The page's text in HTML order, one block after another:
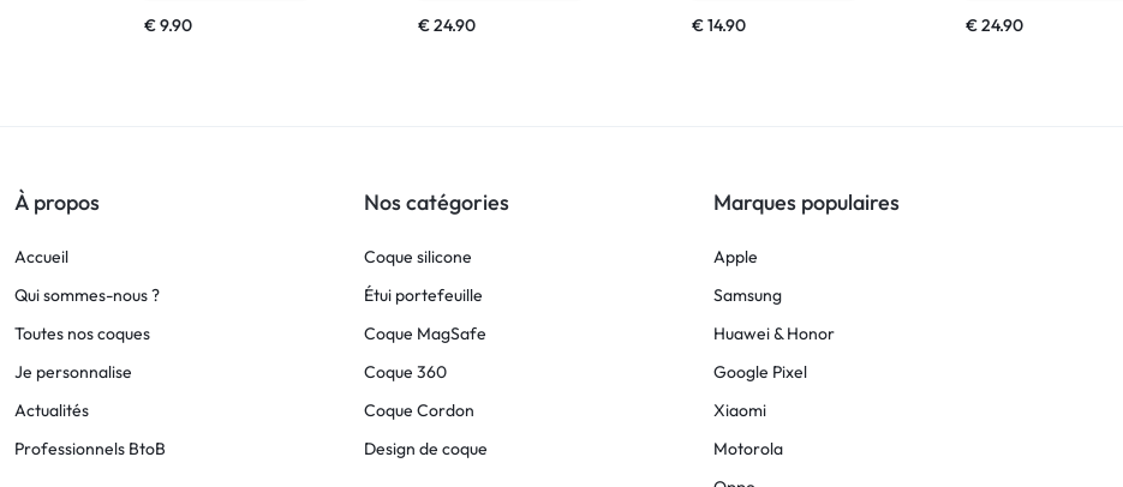
€9.90 €24.90 €14.90 €24.90
À propos
Accueil
Qui sommes-nous ?
Toutes nos coques
Je personnalise
Actualités
Professionnels BtoB
Nos catégories
Coque silicone
Étui portefeuille
Coque MagSafe
Coque 360
Coque Cordon
Design de coque
Marques populaires
Apple
Samsung
Huawei & Honor
Google Pixel
Xiaomi
Motorola